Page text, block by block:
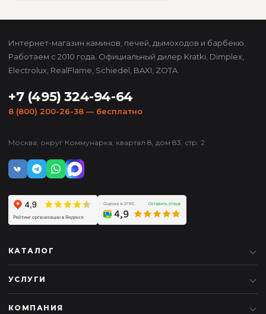
Интернет-магазин каминов, печей, дымоходов и барбекю.
Работаем с 2010 года. Официальный дилер Kratki, Dimplex,
Electrolux, RealFlame, Schiedel, BAXI, ZOTA.
+7 (495) 324-94-64
8 (800) 200-26-38 — бесплатно
Москва, округ Коммунарка, квартал 8, дом 83, стр. 2
КАТАЛОГ
УСЛУГИ
КОМПАНИЯ